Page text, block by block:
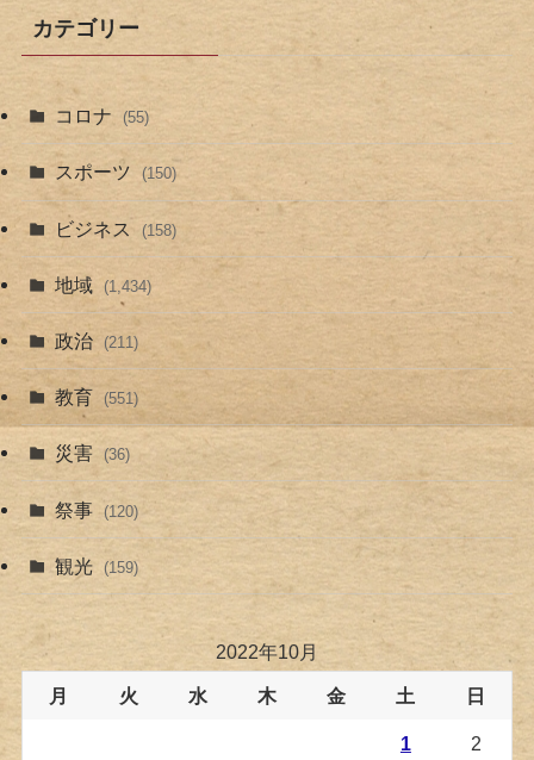
カテゴリー
コロナ (55)
スポーツ (150)
ビジネス (158)
地域 (1,434)
政治 (211)
教育 (551)
災害 (36)
祭事 (120)
観光 (159)
2022年10月
月 火 水 木 金 土 日
1 2